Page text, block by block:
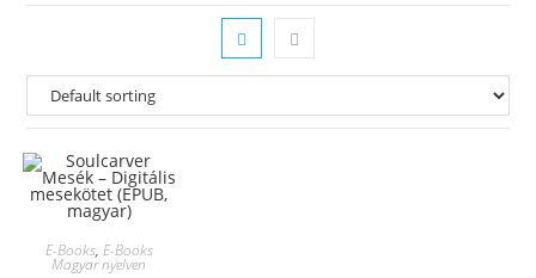
E-Books, E-Books
Magyar nyelven